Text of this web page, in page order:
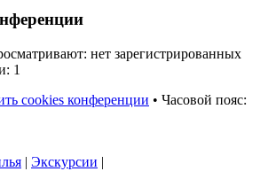
нет зарегистрированных
1
cookies конференции • Часовой пояс:
| Экскурсии |